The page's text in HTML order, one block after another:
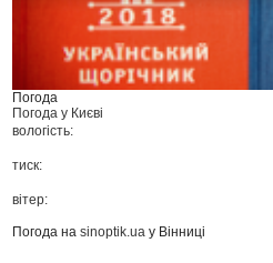
Погода
Погода у Києві
вологість:
тиск:
вітер:
Погода наsinoptik.ua у Вінниці